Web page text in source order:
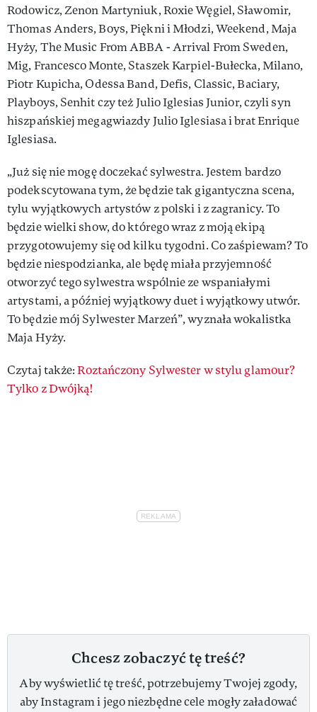
Rodowicz, Zenon Martyniuk, Roxie Węgiel, Sławomir,
Thomas Anders, Boys, Piękni i Młodzi, Weekend, Maja
Hyży, The Music From ABBA - Arrival From Sweden,
Mig, Francesco Monte, Staszek Karpiel-Bułecka, Milano,
Piotr Kupicha, Odessa Band, Defis, Classic, Baciary,
Playboys, Senhit czy też Julio Iglesias Junior, czyli syn
hiszpańskiej megagwiazdy Julio Iglesiasa i brat Enrique
Iglesiasa.
„Już się nie mogę doczekać sylwestra. Jestem bardzo
podekscytowana tym, że będzie tak gigantyczna scena,
tylu wyjątkowych artystów z polski i z zagranicy. To
będzie wielki show, do którego wraz z moją ekipą
przygotowujemy się od kilku tygodni. Co zaśpiewam? To
będzie niespodzianka, ale będę miała przyjemność
otworzyć tego sylwestra wspólnie ze wspaniałymi
artystami, a później wyjątkowy duet i wyjątkowy utwór.
To będzie mój Sylwester Marzeń”, wyznała wokalistka
Maja Hyży.
Czytaj także:Roztańczony Sylwester w stylu glamour?
Tylko z Dwójką!
Chcesz zobaczyć tę treść?
Aby wyświetlić tę treść, potrzebujemy Twojej zgody,
aby Instagram i jego niezbędne cele mogły załadować